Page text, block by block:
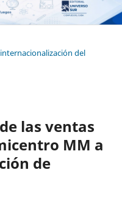
del
las ventas
MM a
de